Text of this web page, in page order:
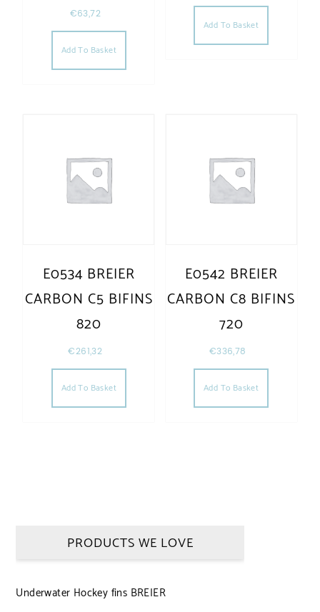
€63,72
Add To Basket
Add To Basket
E0534 BREIER
CARBON C5 BIFINS
820
€261,32
Add To Basket
E0542 BREIER
CARBON C8 BIFINS
720
€336,78
Add To Basket
PRODUCTS WE LOVE
Underwater Hockey fins BREIER